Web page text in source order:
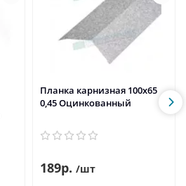
Планка карнизная 100х65
0,45 Оцинкованный
189р. /шт